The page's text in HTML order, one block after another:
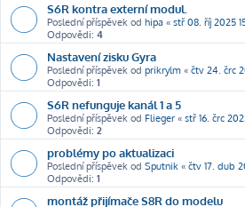
S6R kontra externí modul.
Poslední příspěvek od hipa « stř 08. říj 2025
Odpovědi: 4
Nastavení zisku Gyra
Poslední příspěvek od prikrylm « čtv 24. črc
Odpovědi: 1
S6R nefunguje kanál 1 a 5
Poslední příspěvek od Flieger « stř 16. črc
Odpovědi: 2
problémy po aktualizaci
Poslední příspěvek od Sputnik « čtv 17. dub
Odpovědi: 1
montáž přijímače S8R do modelu